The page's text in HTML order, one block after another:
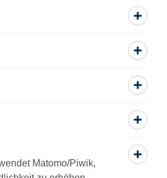
Matomo/Piwik,